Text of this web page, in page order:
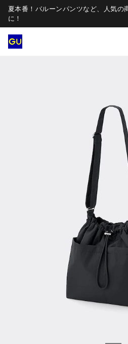
夏本番！バルーンパンツなど、人気の
に！